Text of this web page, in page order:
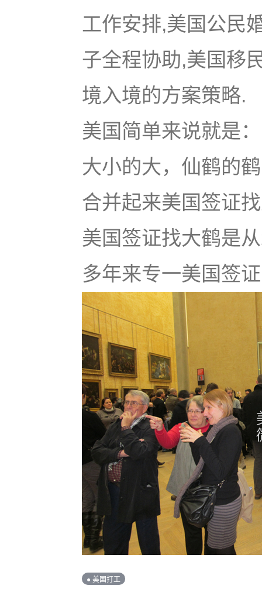
工作安排,美国公民
子全程协助,美国移
境入境的方案策略.
美国简单来说就是
大小的大，仙鹤的
合并起来美国签证
美国签证找大鹤是
多年来专一美国签
● 美国打工